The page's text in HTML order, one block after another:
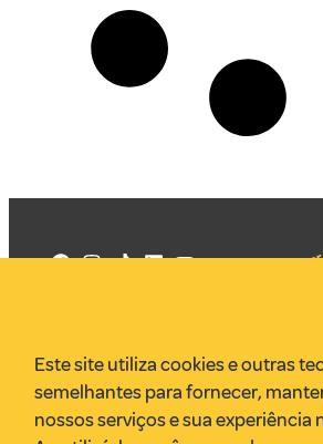
VR Assessoria
Parcerias
Envie uma pauta
Este site utiliza cookies e outras
semelhantes para fornecer,
nossos serviços e sua experiência